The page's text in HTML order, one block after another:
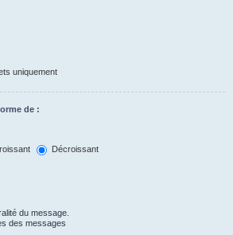
uniquement
de :
Décroissant
du message.
des messages